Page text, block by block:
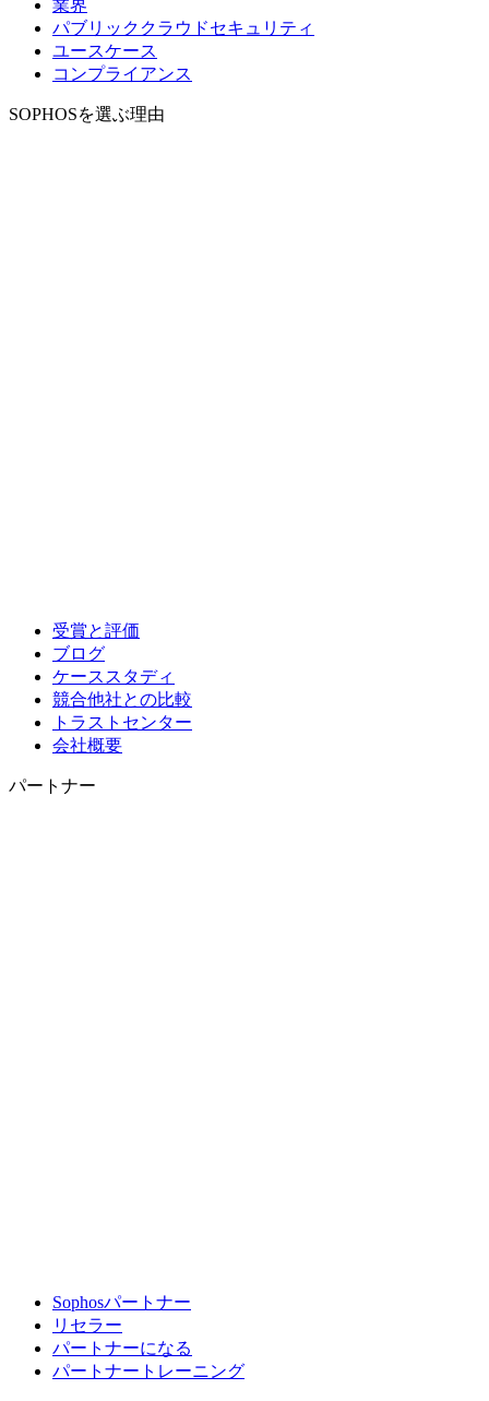
業界
パブリッククラウドセキュリティ
ユースケース
コンプライアンス
SOPHOSを選ぶ理由
受賞と評価
ブログ
ケーススタディ
競合他社との比較
トラストセンター
会社概要
パートナー
Sophosパートナー
リセラー
パートナーになる
パートナートレーニング